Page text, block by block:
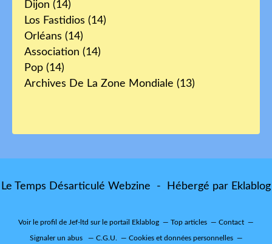
Dijon (14)
Los Fastidios (14)
Orléans (14)
Association (14)
Pop (14)
Archives De La Zone Mondiale (13)
Le Temps Désarticulé Webzine - Hébergé par Eklablog
Voir le profil de Jef-ltd sur le portail Eklablog Top articles Contact
Signaler un abus C.G.U. Cookies et données personnelles